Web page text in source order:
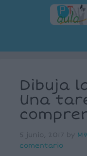
Dibuja
Una
5 junio, 2017 by
comentario